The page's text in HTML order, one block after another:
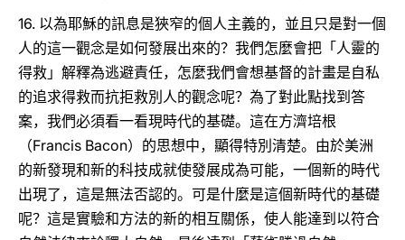
16. 以為耶穌的訊息是狹窄的個人主義的，並且只是對一個
人的這一觀念是如何發展出來的？我們怎麼會把「人靈的
得救」解釋為逃避責任，怎麼我們會想基督的計畫是自私
的追求得救而抗拒救別人的觀念呢？為了對此點找到答
案，我們必須看一看現時代的基礎。這在方濟培根
（Francis Bacon）的思想中，顯得特別清楚。由於美洲
的新發現和新的科技成就使發展成為可能，一個新的時代
出現了，這是無法否認的。可是什麼是這個新時代的基礎
呢？這是實驗和方法的新的相互關係，使人能達到以符合